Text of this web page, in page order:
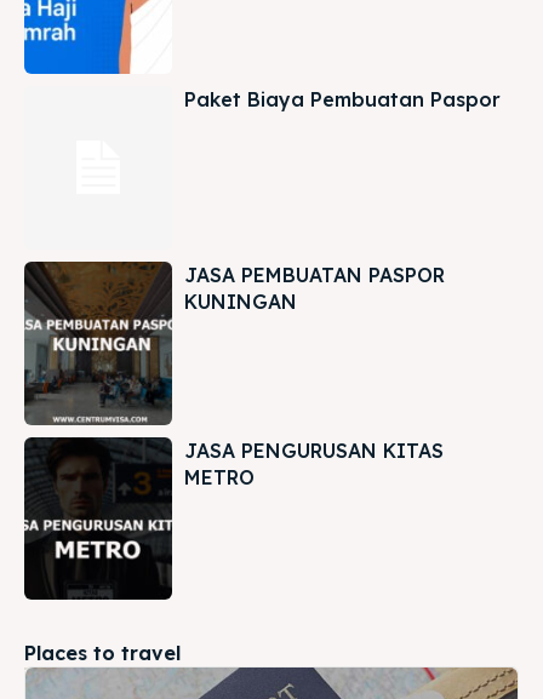
Paket Biaya Pembuatan Paspor
JASA PEMBUATAN PASPOR
KUNINGAN
JASA PENGURUSAN KITAS
METRO
Places to travel